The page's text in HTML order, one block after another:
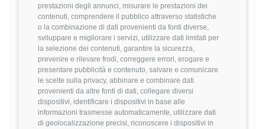
prestazioni degli annunci, misurare le prestazioni dei
contenuti, comprendere il pubblico attraverso statistiche
o la combinazione di dati provenienti da fonti diverse,
sviluppare e migliorare i servizi, utilizzare dati limitati per
la selezione dei contenuti, garantire la sicurezza,
prevenire e rilevare frodi, correggere errori, erogare e
presentare pubblicità e contenuto, salvare e comunicare
le scelte sulla privacy, abbinare e combinare dati
provenienti da altre fonti di dati, collegare diversi
dispositivi, identificare i dispositivi in base alle
informazioni trasmesse automaticamente, utilizzare dati
di geolocalizzazione precisi, riconoscere i dispositivi in
Esperienza
<1 anni
Vuoi comparare il tuo